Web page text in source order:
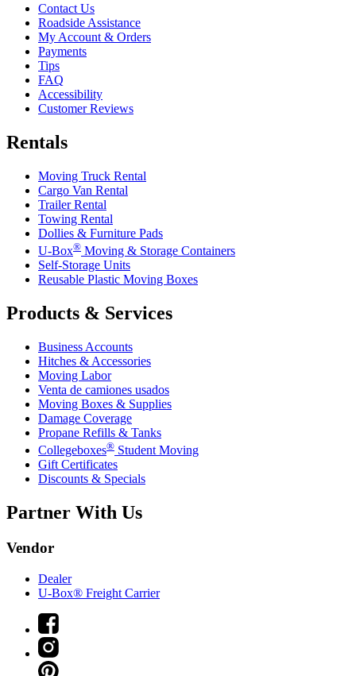
Contact Us
Roadside Assistance
My Account & Orders
Payments
Tips
FAQ
Accessibility
Customer Reviews
Rentals
Moving Truck Rental
Cargo Van Rental
Trailer Rental
Towing Rental
Dollies & Furniture Pads
U-Box® Moving & Storage Containers
Self-Storage Units
Reusable Plastic Moving Boxes
Products & Services
Business Accounts
Hitches & Accessories
Moving Labor
Venta de camiones usados
Moving Boxes & Supplies
Damage Coverage
Propane Refills & Tanks
Collegeboxes® Student Moving
Gift Certificates
Discounts & Specials
Partner With Us
Vendor
Dealer
U-Box® Freight Carrier